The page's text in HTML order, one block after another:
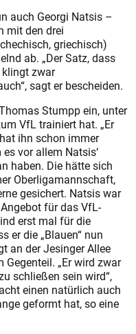
auch Georgi Natsis –
mit den drei
griechisch)
ab. „Der Satz, dass
klingt zwar
sagt er bescheiden.
Stumpp ein, unter
VfL trainiert hat. „Er
ihn schon immer
vor allem Natsis‘
haben. Die hätte sich
Oberligamannschaft,
gesichert. Natsis war
für das VfL-
erst mal für die
er die „Blauen“ nun
an der Jesinger Allee
„Er wird zwar
schließen sein wird“,
einen natürlich auch
geformt hat, so eine